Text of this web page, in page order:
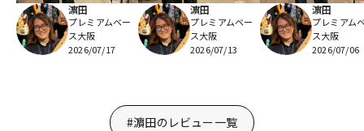
濵田
プレミアムベー
ス大阪
2026/07/17
濵田
プレミアムベー
ス大阪
2026/07/13
濵田
プレミアム
ス大阪
2026/07/06
#濵田のレビュー一覧